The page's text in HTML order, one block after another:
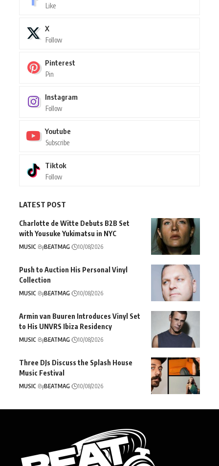
Like
X
Follow
Pinterest
Pin
Instagram
Follow
Youtube
Subscribe
Tiktok
Follow
LATEST POST
Charlotte de Witte Debuts B2B Set
with Yousuke Yukimatsu in NYC
MUSIC ByBEATMAG 10/08/2026
Push to Auction His Personal Vinyl
Collection
MUSIC ByBEATMAG 10/08/2026
Armin van Buuren Introduces Vinyl Set
to His UNVRS Ibiza Residency
MUSIC ByBEATMAG 10/08/2026
Three DJs Discuss the Splash House
Music Festival
MUSIC ByBEATMAG 10/08/2026